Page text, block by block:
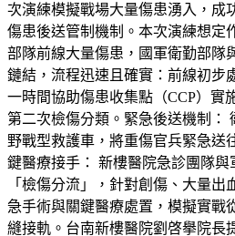
次演練模擬戰場大量傷患湧入，成
傷患後送管制機制。本次演練想定
部隊前線大量傷患，國軍衛勤部隊
鏈結，流程迅速且確實：前線初步
一時間協助傷患收集點（CCP）實
第二次檢傷分類。緊急後送機制：
野戰型救護車，將重傷官兵緊急送
鍵醫療接手： 新樓醫院急診團隊
「檢傷分流」，針對創傷、大量
急手術與關鍵醫療處置，模擬實戰
縫接軌。台南新樓醫院劉啓擧院長